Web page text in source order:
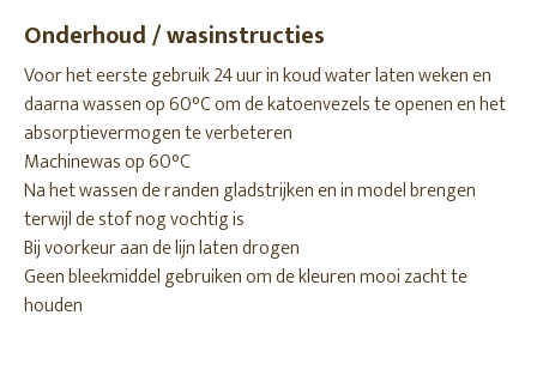
Onderhoud / wasinstructies
Voor het eerste gebruik 24 uur in koud water laten weken en
daarna wassen op 60°C om de katoenvezels te openen en het
absorptievermogen te verbeteren
Machinewas op 60°C
Na het wassen de randen gladstrijken en in model brengen
terwijl de stof nog vochtig is
Bij voorkeur aan de lijn laten drogen
Geen bleekmiddel gebruiken om de kleuren mooi zacht te
houden